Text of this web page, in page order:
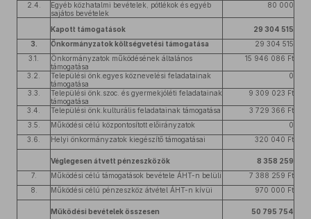
2.4.
Egyéb közhatalmi bevételek, pótlékok és egyéb
sajátos bevételek
80 000
Kapott támogatások
29 304 515
3.
Önkormányzatok költségvetési támogatása
29 304 515
3.1.
Önkormányzatok működésének általános
támogatása
15 946 086 Ft
3.2.
Települési önk.egyes köznevelési feladatainak
támogatása
0
3.3.
Települési önk.szoc. és gyermekjóléti feladatainak
támogatása
9 309 023 Ft
3.4. Települési önk.kulturális feladatainak támogatása
3 729 366 Ft
3.5.
Működési célú központosított előirányzatok
0
3.6.
Helyi önkormányzatok kiegészítő támogatásai 320 040 Ft
Véglegesen átvett pénzeszközök
8 358 259
7.
Működési célú támogatások bevétele ÁHT-n belüli
7 388 259 Ft
8.
Működési célú pénzeszköz átvétel ÁHT-n kívüi 970 000 Ft
Működési bevételek összesen 50 795 754